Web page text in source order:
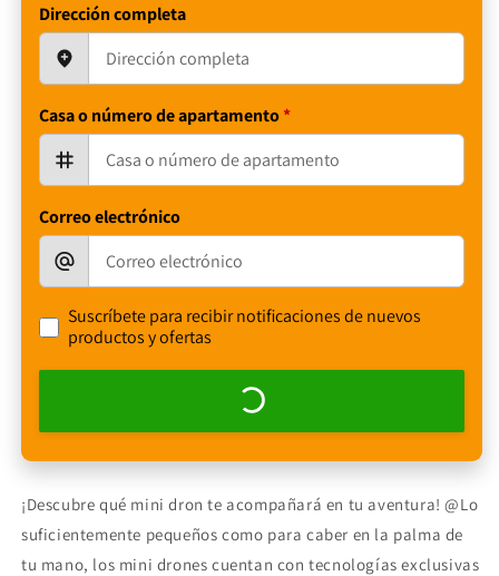
Dirección completa
Casa o número de apartamento*
Correo electrónico
Suscríbete para recibir notificaciones de nuevos
productos y ofertas
¡Descubre qué mini dron te acompañará en tu aventura! @Lo
suficientemente pequeños como para caber en la palma de
tu mano, los mini drones cuentan con tecnologías exclusivas